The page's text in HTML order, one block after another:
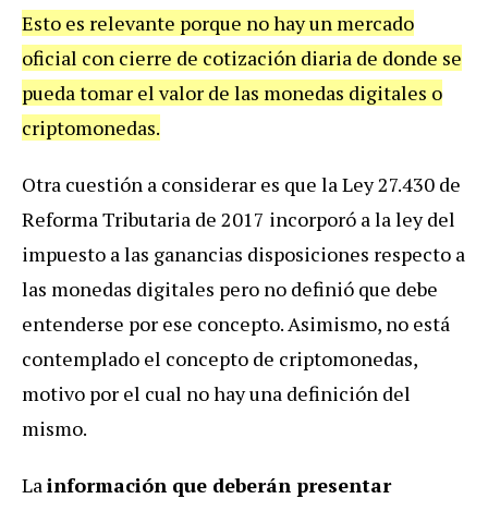
Esto es relevante porque no hay un mercado
oficial con cierre de cotización diaria de donde se
pueda tomar el valor de las monedas digitales o
criptomonedas.
Otra cuestión a considerar es que la Ley 27.430 de
Reforma Tributaria de 2017 incorporó a la ley del
impuesto a las ganancias disposiciones respecto a
las monedas digitales pero no definió que debe
entenderse por ese concepto. Asimismo, no está
contemplado el concepto de criptomonedas,
motivo por el cual no hay una definición del
mismo.
Lainformación que deberán presentar